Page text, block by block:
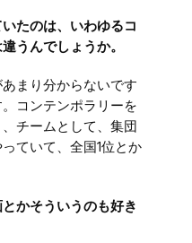
たのは、いわゆるコ
うんでしょうか。
まり分からないです
コンテンポラリーを
チームとして、集団
ていて、全国1位とか
かそういうのも好き